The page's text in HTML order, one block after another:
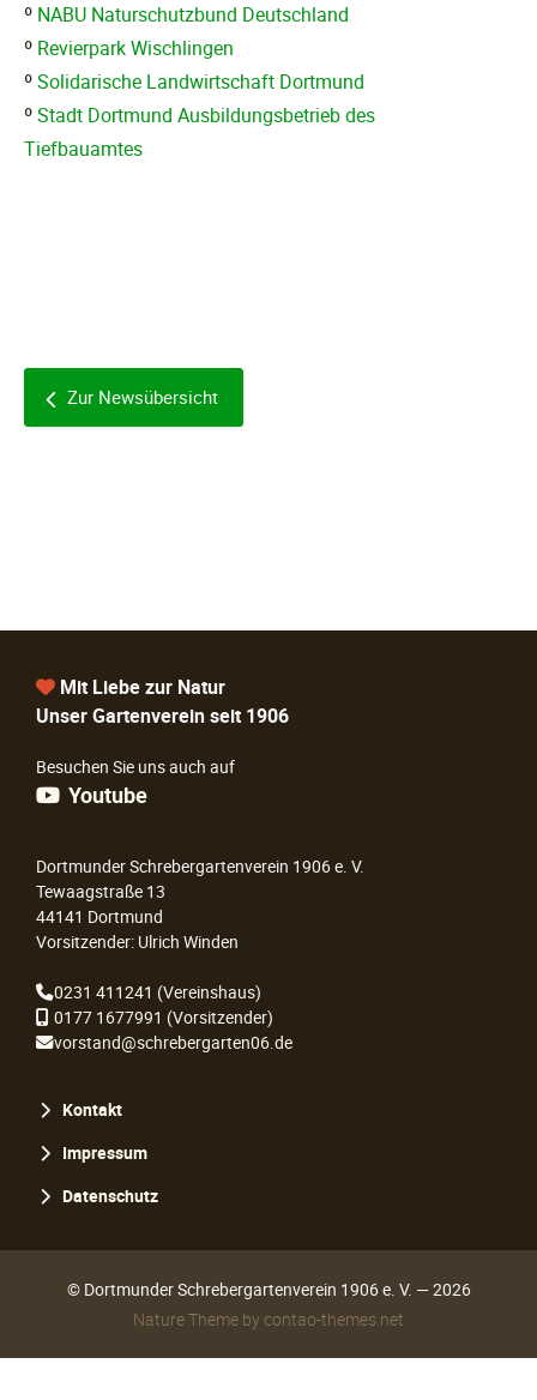
º NABU Naturschutzbund Deutschland
º Revierpark Wischlingen
ºSolidarische Landwirtschaft Dortmund
ºStadt Dortmund Ausbildungsbetrieb des
Tiefbauamtes
Zur Newsübersicht
Mit Liebe zur Natur
Unser Gartenverein seit 1906
Besuchen Sie uns auch auf
Youtube
Dortmunder Schrebergartenverein 1906 e. V.
Tewaagstraße 13
44141 Dortmund
Vorsitzender: Ulrich Winden
0231 411241 (Vereinshaus)
0177 1677991 (Vorsitzender)
vorstand@schrebergarten06.de
überspringen
Kontakt
Impressum
Datenschutz
© Dortmunder Schrebergartenverein 1906 e. V. — 2026
Nature Theme by contao-themes.net